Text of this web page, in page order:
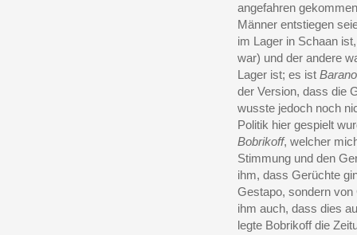
angefahren
Männer entstiegen
im Lager in Schaan
war) und der andere
Lager ist; es ist
der Version, dass die
wusste jedoch noch
Politik hier gespielt
Bobrikoff, welcher
Stimmung und den
ihm, dass Gerüchte
Gestapo, sondern von
ihm auch, dass dies
legte Bobrikoff die